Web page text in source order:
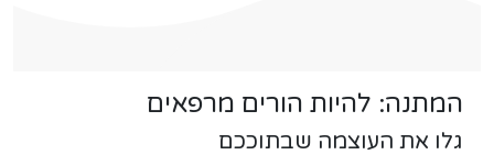
המתנה: להיות הורים מרפאים
גלו את העוצמה שבתוככם